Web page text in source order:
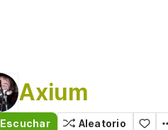
Axium
Escuchar Aleatorio